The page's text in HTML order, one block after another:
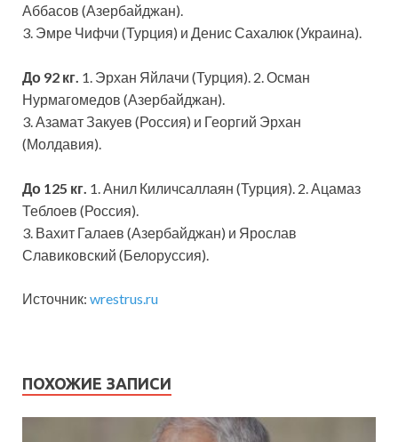
Аббасов (Азербайджан).
3. Эмре Чифчи (Турция) и Денис Сахалюк (Украина).
До 92 кг. 1. Эрхан Яйлачи (Турция). 2. Осман
Нурмагомедов (Азербайджан).
3. Азамат Закуев (Россия) и Георгий Эрхан
(Молдавия).
До 125 кг. 1. Анил Киличсаллаян (Турция). 2. Ацамаз
Теблоев (Россия).
3. Вахит Галаев (Азербайджан) и Ярослав
Славиковский (Белоруссия).
Источник: wrestrus.ru
ПОХОЖИЕ ЗАПИСИ